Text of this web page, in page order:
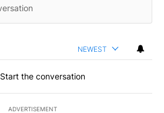
NEWEST
Start the conversation
ADVERTISEMENT